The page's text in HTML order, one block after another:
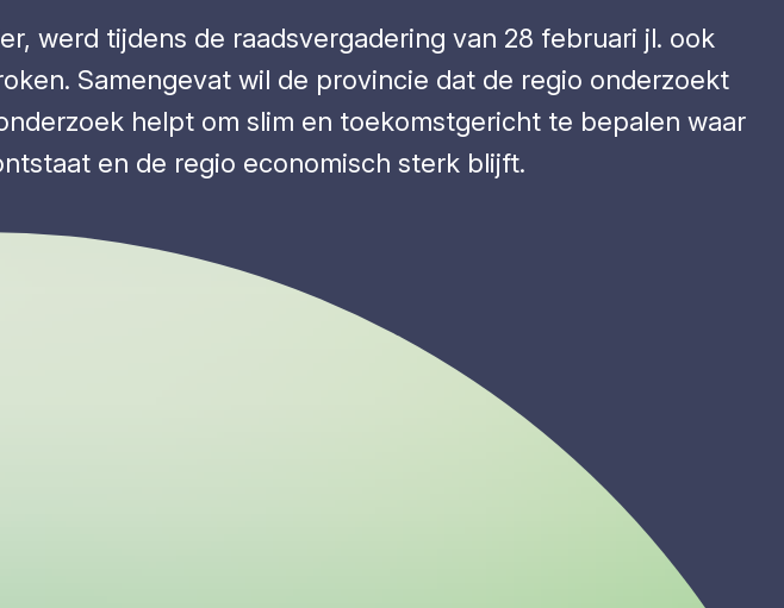
werd tijdens de raadsvergadering van 28 februari jl. ook
Samengevat wil de provincie dat de regio onderzoekt
helpt om slim en toekomstgericht te bepalen waar
en de regio economisch sterk blijft.